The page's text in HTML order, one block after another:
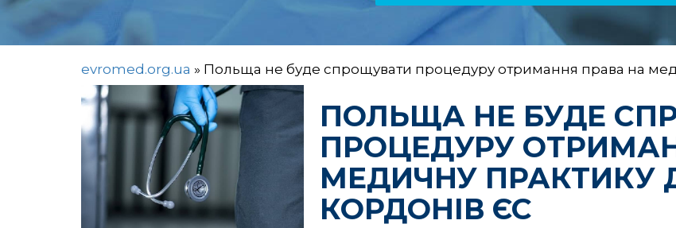
evromed.org.ua » Польща не буде спрощувати процедуру отримання права на
ПОЛЬЩА НЕ БУДЕ
ПРОЦЕДУРУ
МЕДИЧНУ ПРАКТИКУ
КОРДОНІВ ЄС